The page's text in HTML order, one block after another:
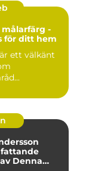
målarfärg -
för ditt hem
ett välkänt
Denna